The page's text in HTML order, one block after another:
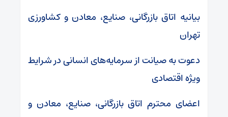
بیانیه اتاق بازرگانی، صنایع، معادن و کشاورزی
تهران
دعوت به صیانت از سرمایه‌های انسانی در شرایط
ویژه اقتصادی
اعضای محترم اتاق بازرگانی، صنایع، معادن و